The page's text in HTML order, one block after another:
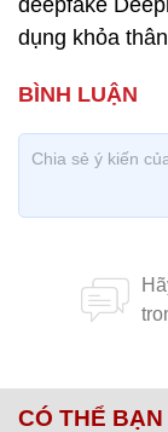
deepfake
dụng khỏa thân
CÓ THỂ